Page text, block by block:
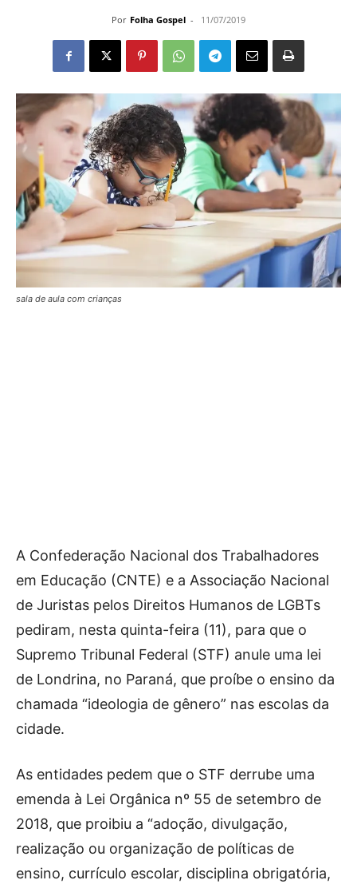
Por Folha Gospel - 11/07/2019
sala de aula com crianças
A Confederação Nacional dos Trabalhadores
em Educação (CNTE) e a Associação Nacional
de Juristas pelos Direitos Humanos de LGBTs
pediram, nesta quinta-feira (11), para que o
Supremo Tribunal Federal (STF) anule uma lei
de Londrina, no Paraná, que proíbe o ensino da
chamada “ideologia de gênero” nas escolas da
cidade.
As entidades pedem que o STF derrube uma
emenda à Lei Orgânica nº 55 de setembro de
2018, que proibiu a “adoção, divulgação,
realização ou organização de políticas de
ensino, currículo escolar, disciplina obrigatória,